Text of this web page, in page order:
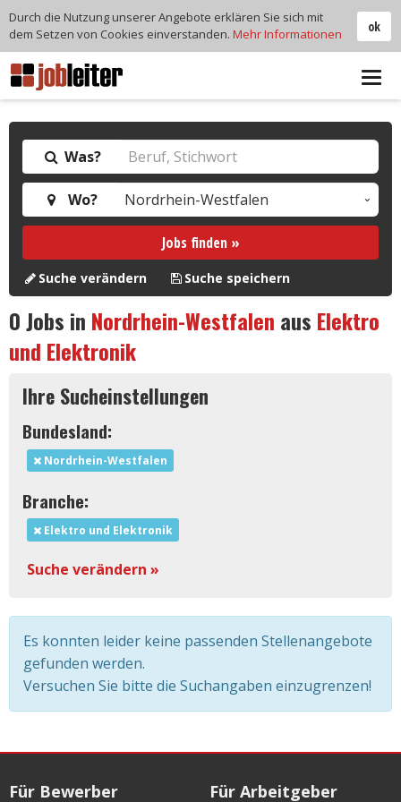
Was?
Wo?
Jobs finden »
Suche verändern Suche speichern
0Jobs in Nordrhein-Westfalen aus Elektro
und Elektronik
Ihre Sucheinstellungen
Bundesland:
Nordrhein-Westfalen
Branche:
Elektro und Elektronik
Suche verändern »
Es konnten leider keine passenden Stellenangebote
gefunden werden.
Versuchen Sie bitte die Suchangaben einzugrenzen!
Für Bewerber Für Arbeitgeber
ok
Durch die Nutzung unserer Angebote erklären Sie sich mit
dem Setzen von Cookies einverstanden. Mehr Informationen